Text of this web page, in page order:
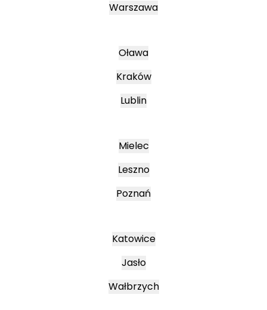
Warszawa
Oława
Kraków
Lublin
Mielec
Leszno
Poznań
Katowice
Jasło
Wałbrzych